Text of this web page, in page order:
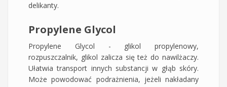
delikanty.
Propylene Glycol
Propylene Glycol - glikol propylenowy,
rozpuszczalnik, glikol zalicza się też do nawilżaczy.
Ułatwia transport innych substancji w głąb skóry.
Może powodować podrażnienia, jeżeli nakładany